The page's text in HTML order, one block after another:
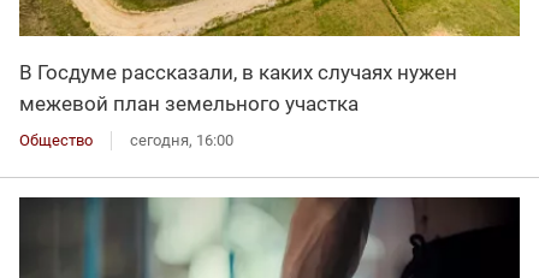
В Госдуме рассказали, в каких случаях нужен
межевой план земельного участка
Общество сегодня, 16:00